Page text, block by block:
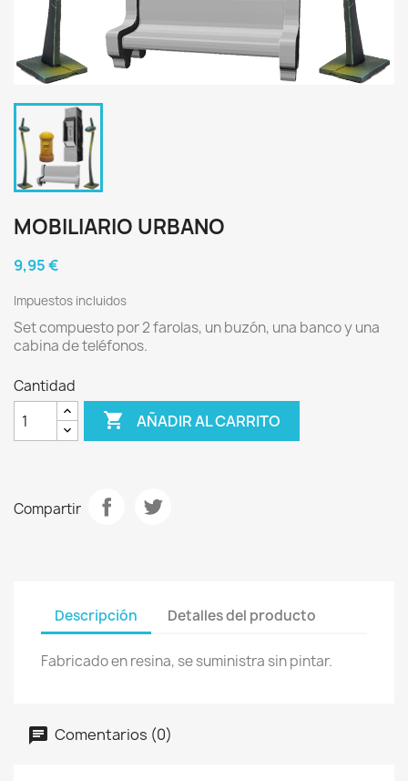
MOBILIARIO URBANO
9,95 €
Impuestos incluidos
Set compuesto por 2 farolas, un buzón, una banco y una
cabina de teléfonos.
Cantidad
 AÑADIR AL CARRITO
Compartir
Descripción Detalles del producto
Fabricado en resina, se suministra sin pintar.
Comentarios (0)